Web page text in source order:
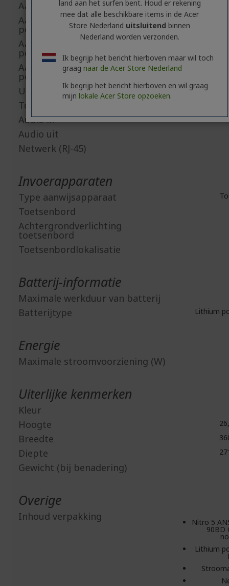
Aantal HDMI aansluitingen
Aantal USB 3.2 Gen 1 Type-A-
poorten
Aantal USB 3.2 Gen 2 Type-A-
poorten
Aantal USB 3.2 Gen 2 Type-C-
poorten
USB Type-C
Totaal aantal USB poorten
Audio in
Audio uit
Netwerk (RJ-45)
Invoerapparaten
Type aanwijsapparaat
Toetsenbord
Achtergrondverlichting
toetsenbord
Toetsenbordlokalisatie
Batterij-informatie
Maximale werkduur van batterij
Batterijtype
Lithium
Energie
Maximale stroomvoorziening (W)
Uiterlijke kenmerken
Kleur
Hoogte
Breedte
Diepte
Gewicht (bij benadering)
Overige
Inhoud verpakking Nitro 5
90BD
Lithium
land aan het surfen bent. Houd er rekening
mee dat alle beschikbare items in de Acer
Store Nederland uitsluitend binnen
Nederland worden verzonden.
Ik begrijp het bericht hierboven maar wil toch
graag naar de Acer Store Nederland
Ik begrijp het bericht hierboven en wil graag
mijn lokale Acer Store opzoeken.